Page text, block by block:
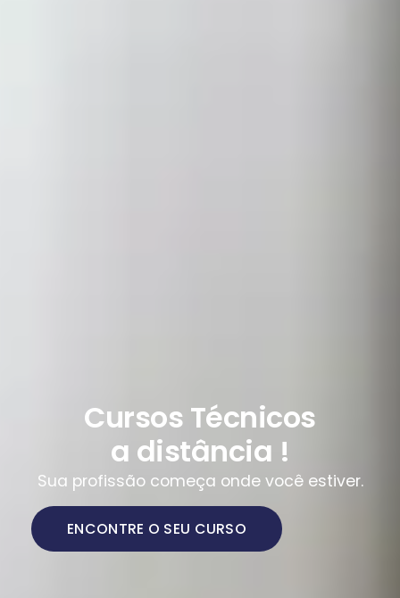
Cursos Técnicos
a distância !
Sua profissão começa onde você estiver.
ENCONTRE O SEU CURSO